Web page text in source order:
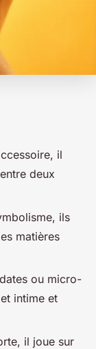
il
deux
ils
matières
ou micro-
intime et
il joue sur